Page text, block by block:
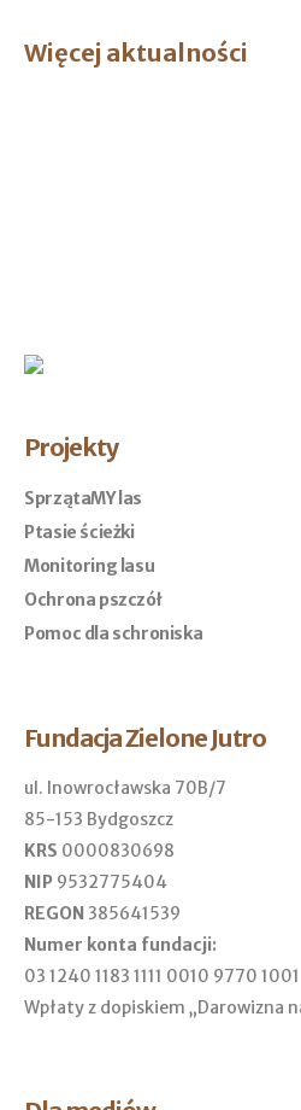
Więcej aktualności
Projekty
SprzątaMY las
Ptasie ścieżki
Monitoring lasu
Ochrona pszczół
Pomoc dla schroniska
Fundacja Zielone Jutro
ul. Inowrocławska 70B/7
85-153 Bydgoszcz
KRS 0000830698
NIP 9532775404
REGON 385641539
Numer konta fundacji:
03 1240 1183 1111 0010 9770 1001
Wpłaty z dopiskiem „Darowizna